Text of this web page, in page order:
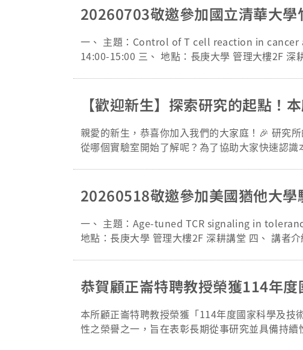
大學分子及臨床免疫中心/免疫轉譯醫學研究所 七
cgu.edu.tw
20260703敬邀參加國立清華大學
一、 主題：Control of T cell reaction in cancer
14:00-15:00 三、 地點：長庚大學 管理大樓2F
l: cgu_IITM@cgu.edu.tw
【歡迎新生】探索研究的起點！
親愛的新生，恭喜你加入我們的大家庭！🎉 研究所的旅程即將展開，你是否對於未來的研究方向充滿期待，卻又不知道該
從哪個實驗室開始了解呢？為了協助大家快速認
期： 2026 年 6 月 13 日（星期五） * 活動時間：
加對象： 本所 115 學年度全體新生 🗓️ 精彩流程 * 14:00 – 14:20｜開場與系所簡介 帶你快速了解本所的豐富資源與未來修
業規範。 * 14:20 – 15:40｜實驗室特色巡禮 邀請
各實驗室的研究領域、運作模式與指導方向。 *
20260518敬邀參加美國猶他大學
一、 主題：Age-tuned TCR signaling in
地點：長庚大學 管理大樓2F 深耕講堂 四、 講
710 Email: cgu_IITM@cgu.edu.tw
恭賀顧正崙特聘教授榮獲114年
本所顧正崙特聘教授榮獲「114年度國家科學及技
性之榮譽之一，旨在表彰長期從事研究並具備持續